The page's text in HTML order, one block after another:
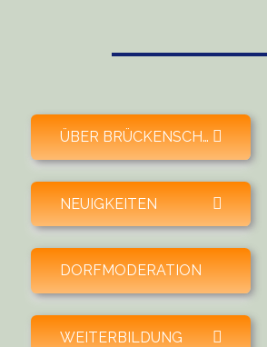
ÜBER BRÜCKENSCHLAGexpand
NEUIGKEITEN expand
DORFMODERATION
WEITERBILDUNG expand